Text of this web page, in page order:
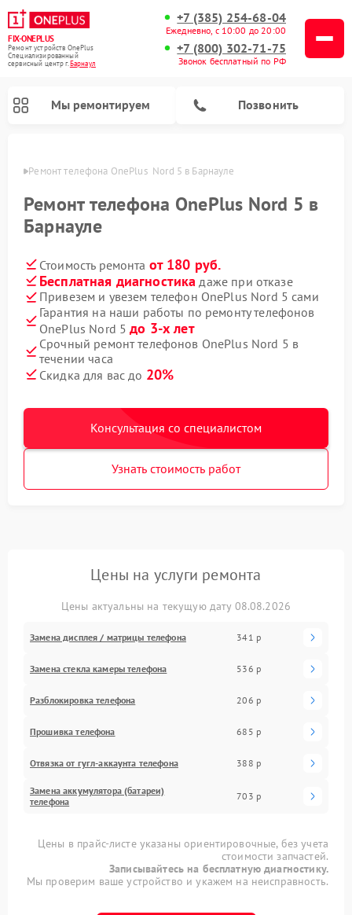
FIX-ONEPLUS
Ремонт устройств OnePlus
Специализированный
cервисный центр г.Барнаул
+7 (385) 254-68-04
Ежедневно, с 10:00 до 20:00
+7 (800) 302-71-75
Звонок бесплатный по РФ
Мы ремонтируем Позвонить
Ремонт телефона OnePlus  Nord 5 в Барнауле
Ремонт телефона OnePlus Nord 5 в
Барнауле
Стоимость ремонта от 180 руб.
Бесплатная диагностика даже при отказе
Привезем и увезем телефон OnePlus Nord 5 сами
Гарантия на наши работы по ремонту телефонов
OnePlus Nord 5до 3-х лет
Срочный ремонт телефонов OnePlus Nord 5 в
течении часа
Скидка для вас до 20%
Консультация со специалистом
Узнать стоимость работ
Цены на услуги ремонта
Цены актуальны на текущую дату 08.08.2026
Замена дисплея / матрицы телефона 341 р
Замена стекла камеры телефона 536 р
Разблокировка телефона 206 р
Прошивка телефона 685 р
Отвязка от гугл-аккаунта телефона 388 р
Замена аккумулятора (батареи)
телефона
703 р
Цены в прайс-листе указаны ориентировочные, без учета
стоимости запчастей.
Записывайтесь на бесплатную диагностику.
Мы проверим ваше устройство и укажем на неисправность.